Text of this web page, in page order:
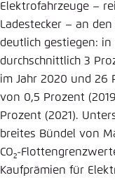
Elektrofahrzeuge –
Ladestecker – an
deutlich gestiegen:
durchschnittlich 3
im Jahr 2020 und 26
von 0,5 Prozent
Prozent (2021).
breites Bündel von
CO2-
Kaufprämien für